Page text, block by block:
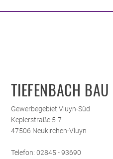
TIEFENBACH BAU
Gewerbegebiet Vluyn-Süd
Keplerstraße 5-7
47506 Neukirchen-Vluyn
Telefon: 02845 - 93690